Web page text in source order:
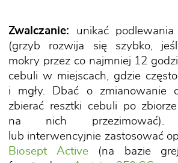
Zwalczanie: unikać
(grzyb rozwija się szybko,
mokry przez co najmniej 12
cebuli w miejscach, gdzie
i mgły. Dbać o zmianowanie
zbierać resztki cebuli po
na nich przezimować).
lub interwencyjnie zastosować
Biosept Active (na bazie